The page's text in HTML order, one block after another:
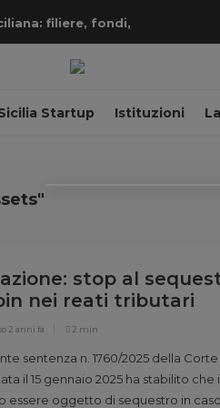
filiere, fondi,
Startup Istituzioni
stop al
nei reati tributari
2 anni fa 2 min
sentenza n. 1760/2025 della Corte
il 15 gennaio 2025 ha stabilito che
essere oggetto di sequestro in